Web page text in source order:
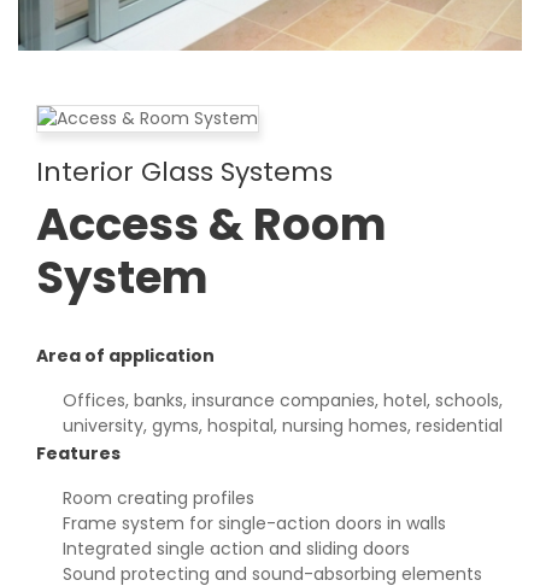
Interior Glass Systems
Access & Room
System
Area of application
Offices, banks, insurance companies, hotel, schools,
university, gyms, hospital, nursing homes, residential
Features
Room creating profiles
Frame system for single-action doors in walls
Integrated single action and sliding doors
Sound protecting and sound-absorbing elements